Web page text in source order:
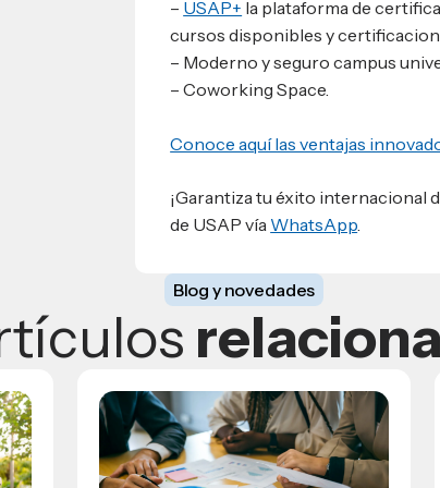
– USAP+ la plataforma de
cursos disponibles y
– Moderno y seguro campus
– Coworking Space.
Conoce aquí las ventajas
¡Garantiza tu éxito internacional
de USAP vía WhatsApp.
Blog y novedades